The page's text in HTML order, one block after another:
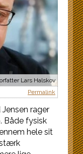
Permalink
Lars Halskov
rager
Både fysisk
hele sit